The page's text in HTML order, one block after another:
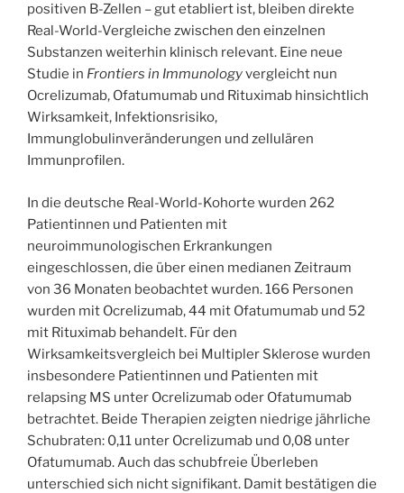
positiven B-Zellen – gut etabliert ist, bleiben direkte
Real-World-Vergleiche zwischen den einzelnen
Substanzen weiterhin klinisch relevant. Eine neue
Studie in Frontiers in Immunologyvergleicht nun
Ocrelizumab, Ofatumumab und Rituximab hinsichtlich
Wirksamkeit, Infektionsrisiko,
Immunglobulinveränderungen und zellulären
Immunprofilen.
In die deutsche Real-World-Kohorte wurden 262
Patientinnen und Patienten mit
neuroimmunologischen Erkrankungen
eingeschlossen, die über einen medianen Zeitraum
von 36 Monaten beobachtet wurden. 166 Personen
wurden mit Ocrelizumab, 44 mit Ofatumumab und 52
mit Rituximab behandelt. Für den
Wirksamkeitsvergleich bei Multipler Sklerose wurden
insbesondere Patientinnen und Patienten mit
relapsing MS unter Ocrelizumab oder Ofatumumab
betrachtet. Beide Therapien zeigten niedrige jährliche
Schubraten: 0,11 unter Ocrelizumab und 0,08 unter
Ofatumumab. Auch das schubfreie Überleben
unterschied sich nicht signifikant. Damit bestätigen die